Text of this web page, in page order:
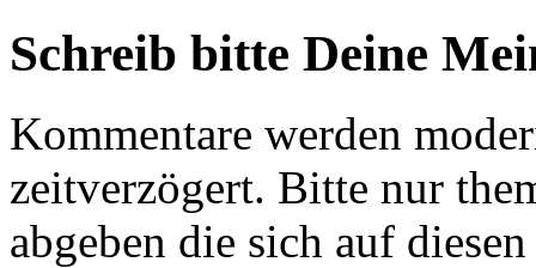
Schreib bitte Deine
Kommentare werden
zeitverzögert. Bitte nur
abgeben die sich auf